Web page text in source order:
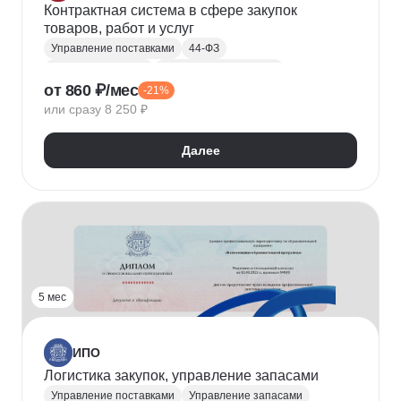
Контрактная система в сфере закупок
товаров, работ и услуг
Управление поставками
44-ФЗ
Управление рисками
от 860 ₽/мес -21%
или сразу 8 250 ₽
Далее
5 мес
ИПО
Логистика закупок, управление запасами
Управление поставками
Управление запасами